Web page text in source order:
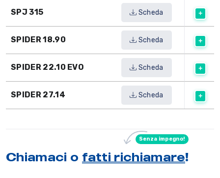
SPJ 315 Scheda
SPIDER 18.90 Scheda
SPIDER 22.10 EVO Scheda
SPIDER 27.14 Scheda
Chiamaci o fatti richiamare!
Senza impegno!